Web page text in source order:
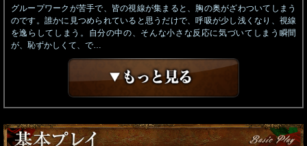
グループワークが苦手で、皆の視線が集まると、胸の奥がざわついてしまう
のです。誰かに見つめられていると思うだけで、呼吸が少し浅くなり、視線
を逸らしてしまう。自分の中の、そんな小さな反応に気づいてしまう瞬間
が、恥ずかしくて、で…